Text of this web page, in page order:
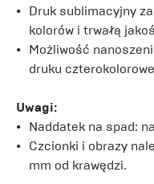
Druk sublimacyjny
kolorów i trwałą
Możliwość
druku
Uwagi:
Naddatek na spad:
Czcionki i obrazy
mm od krawędzi.